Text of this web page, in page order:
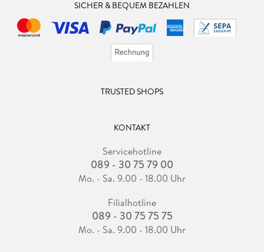
SICHER & BEQUEM BEZAHLEN
TRUSTED SHOPS
KONTAKT
Servicehotline
089 - 30 75 79 00
Mo. - Sa. 9.00 - 18.00 Uhr
Filialhotline
089 - 30 75 75 75
Mo. - Sa. 9.00 - 18.00 Uhr